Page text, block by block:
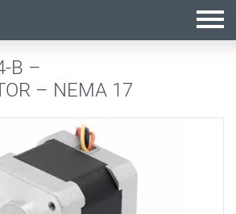
B –
– NEMA 17